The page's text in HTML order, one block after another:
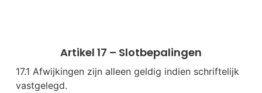
Artikel 17 – Slotbepalingen
17.1 Afwijkingen zijn alleen geldig indien schriftelijk
vastgelegd.